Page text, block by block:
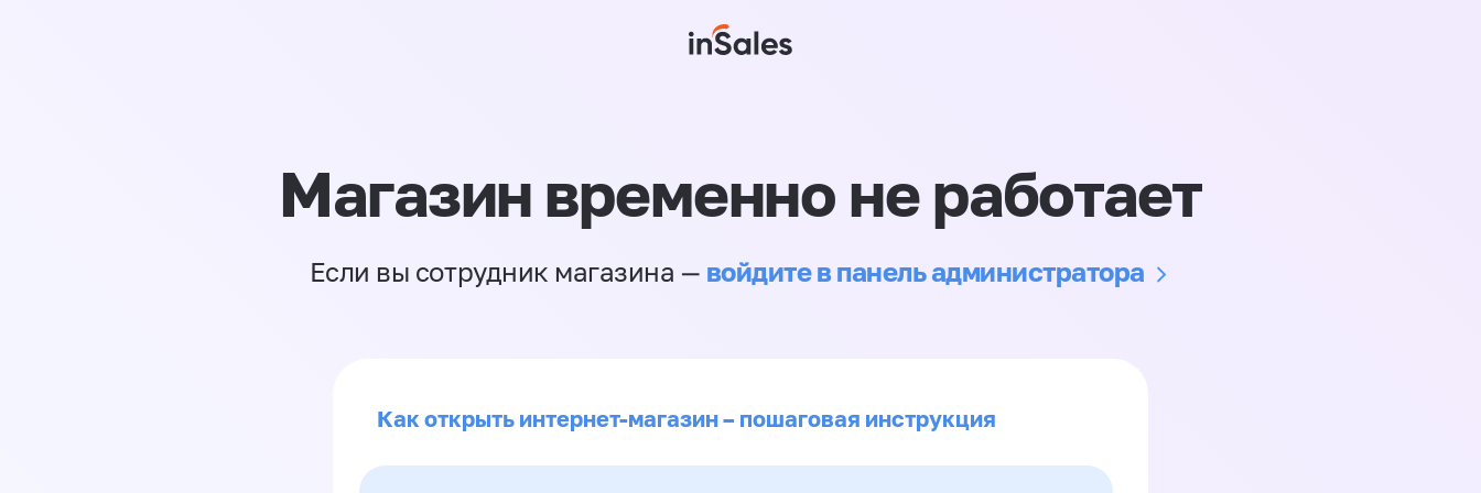
Магазин временно не работает
Если вы сотрудник магазина — войдите в панель администратора
Как открыть интернет-магазин – пошаговая инструкция